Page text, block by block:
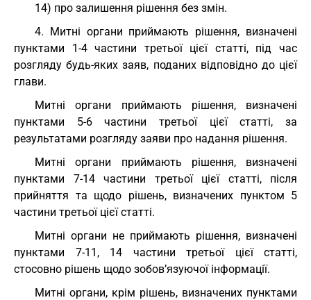
14) про залишення рішення без змін.
4. Митні органи приймають рішення, визначені
пунктами 1-4 частини третьої цієї статті, під час
розгляду будь-яких заяв, поданих відповідно до цієї
глави.
Митні органи приймають рішення, визначені
пунктами 5-6 частини третьої цієї статті, за
результатами розгляду заяви про надання рішення.
Митні органи приймають рішення, визначені
пунктами 7-14 частини третьої цієї статті, після
прийняття та щодо рішень, визначених пунктом 5
частини третьої цієї статті.
Митні органи не приймають рішення, визначені
пунктами 7-11, 14 частини третьої цієї статті,
стосовно рішень щодо зобов’язуючої інформації.
Митні органи, крім рішень, визначених пунктами